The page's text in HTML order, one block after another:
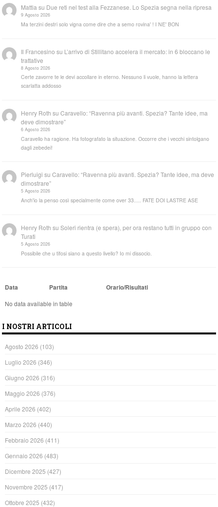
Mattia su Due reti nel test alla Fezzanese. Lo Spezia segna nella ripresa
9 Agosto 2026
Ma terzini destri solo vigna come dire che a semo rovina' ! I NE' BON
Il Francesino su L’arrivo di Stillitano accelera il mercato: in 6 bloccano le
trattative
8 Agosto 2026
Certe zavorre te le devi accollare in eterno. Nessuno li vuole, hanno la lettera
scarlatta addosso
Henry Roth suCaravello: “Ravenna più avanti. Spezia? Tante idee, ma
deve dimostrare”
6 Agosto 2026
Caravello ha ragione. Ha fotografato la situazione. Occorre che i vecchi sintolgano
dagli zebedei!
Pierluigi suCaravello: “Ravenna più avanti. Spezia? Tante idee, ma deve
dimostrare”
5 Agosto 2026
Anch'io la penso così specialmente come over 33..... FATE DOI LASTRE ASE
Henry Roth suSoleri rientra (e spera), per ora restano tutti in gruppo con
Turati
5 Agosto 2026
Possibile che u tifosi siano a questo livello? Io mi dissocio.
Data Partita Orario/Risultati
No data available in table
I NOSTRI ARTICOLI
Agosto 2026 (103)
Luglio 2026 (346)
Giugno 2026 (316)
Maggio 2026 (376)
Aprile 2026 (402)
Marzo 2026 (440)
Febbraio 2026 (411)
Gennaio 2026 (483)
Dicembre 2025 (427)
Novembre 2025 (417)
Ottobre 2025 (432)